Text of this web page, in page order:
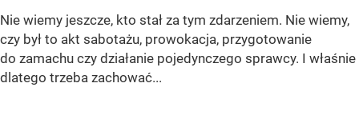
Nie wiemy jeszcze, kto stał za tym zdarzeniem. Nie wiemy,
czy był to akt sabotażu, prowokacja, przygotowanie
do zamachu czy działanie pojedynczego sprawcy. I właśnie
dlatego trzeba zachować...